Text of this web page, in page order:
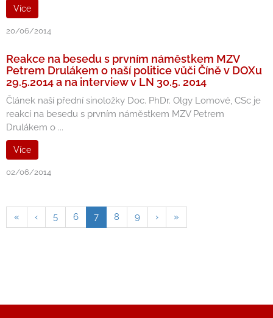
Více
20/06/2014
Reakce na besedu s prvním náměstkem MZV
Petrem Drulákem o naší politice vůči Číně v DOXu
29.5.2014 a na interview v LN 30.5. 2014
Článek naší přední sinoložky Doc. PhDr. Olgy Lomové, CSc je
reakcí na besedu s prvním náměstkem MZV Petrem
Drulákem o ...
Více
02/06/2014
« ‹ 5 6 7 8 9 › »